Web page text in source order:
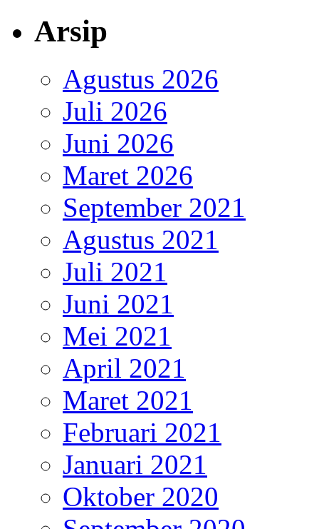
Arsip
Agustus 2026
Juli 2026
Juni 2026
Maret 2026
September 2021
Agustus 2021
Juli 2021
Juni 2021
Mei 2021
April 2021
Maret 2021
Februari 2021
Januari 2021
Oktober 2020